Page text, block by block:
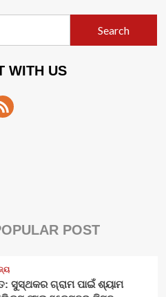
WITH US
POST
ସୁସ୍ଥକର ଗ୍ରାମ ପାଇଁ ଶ୍ୟାମ